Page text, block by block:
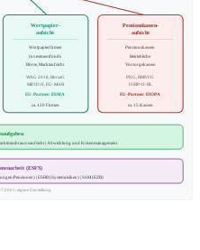
Wertpapier-
aufsicht
Wertpapierfirmen
Investmentfonds
Börse, Marktaufsicht
WAG 2018, BörseG
MiFID II, EU-MAR
EU-Partner: ESMA
ca. 120 Firmen
Pensionskassen-
aufsicht
Pensionskassen
Betriebliche
Vorsorgekassen
PKG, BMSVG
IORP-II-RL
EU-Partner: EIOPA
ca. 15 Kassen
| Abwicklung und Krisenmanagement
(ESFS)
Pensionen) | ESRB (Systemrisiken) | SSM (EZB)
2001; eigene Darstellung